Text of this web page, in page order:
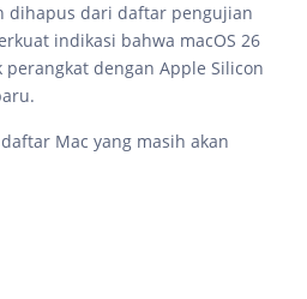
dihapus dari daftar pengujian
indikasi bahwa macOS 26
dengan Apple Silicon
Mac yang masih akan